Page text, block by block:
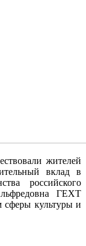
жителей
вклад в
российского
ГЕХТ
сферы культуры и